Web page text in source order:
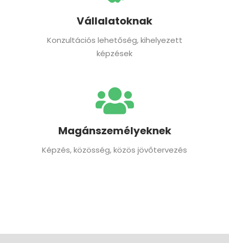
Vállalatoknak
Konzultációs lehetőség, kihelyezett
képzések
Magánszemélyeknek
Képzés, közösség, közös jövőtervezés